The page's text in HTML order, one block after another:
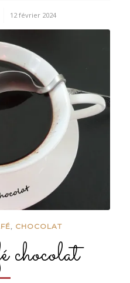
12 février 2024
, CHOCOLAT
chocolat